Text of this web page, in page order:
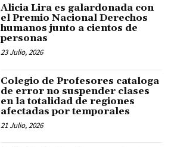
Alicia Lira es galardonada con
el Premio Nacional Derechos
humanos junto a cientos de
personas
23 Julio, 2026
Colegio de Profesores cataloga
de error no suspender clases
en la totalidad de regiones
afectadas por temporales
21 Julio, 2026